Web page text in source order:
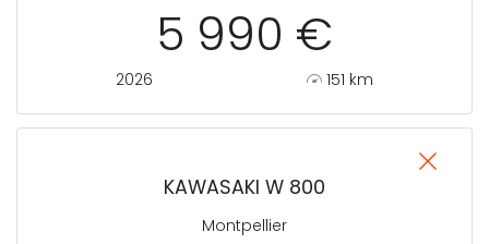
5 990 €
2026 151 km
KAWASAKI W 800
Montpellier